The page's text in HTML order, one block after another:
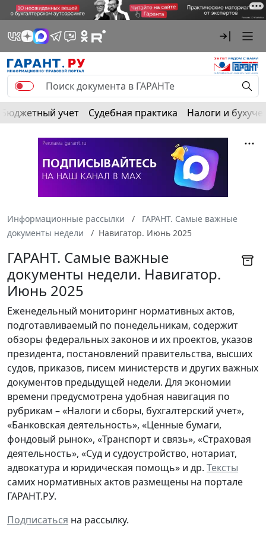
Бюджетный учет Судебная практика Налоги и
Информационные рассылки
ГАРАНТ. Самые важные
документы недели
Навигатор. Июнь 2025
ГАРАНТ. Самые важные
документы недели. Навигатор.
Июнь 2025
Еженедельный мониторинг нормативных актов,
подготавливаемый по понедельникам, содержит
обзоры федеральных законов и их проектов, указов
президента, постановлений правительства, высших
судов, приказов, писем министерств и других важных
документов предыдущей недели. Для экономии
времени предусмотрена удобная навигация по
рубрикам – «Налоги и сборы, бухгалтерский учет»,
«Банковская деятельность», «Ценные бумаги,
фондовый рынок», «Транспорт и связь», «Страховая
деятельность», «Суд и судоустройство, нотариат,
адвокатура и юридическая помощь» и др. Тексты
самих нормативных актов размещены на портале
ГАРАНТ.РУ.
Подписаться на рассылку.